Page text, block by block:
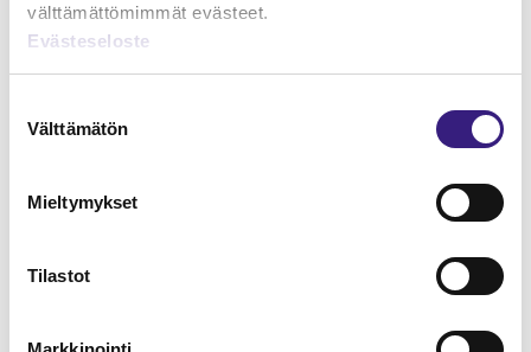
välttämättömimmät evästeet.
Evästeseloste
valinta
Välttämätön
Mieltymykset
TilastotNettovarallisuuslaskenta
OSAKEYHTIÖ